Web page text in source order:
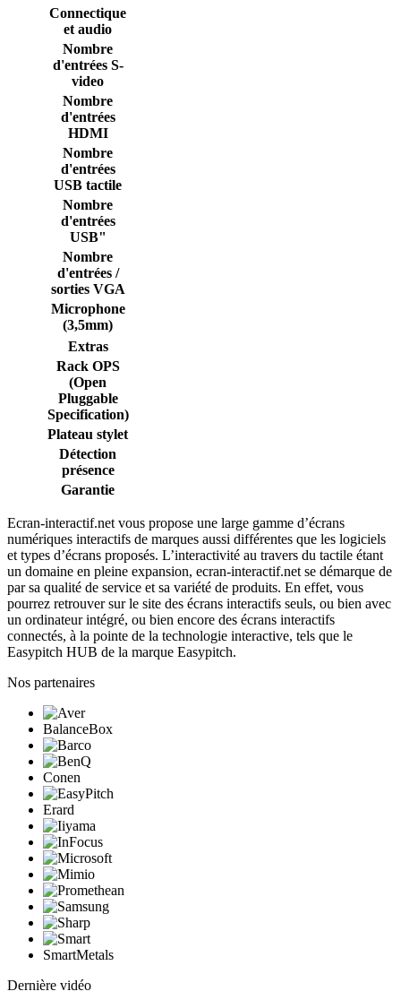
Connectique
et audio
Nombre
d'entrées S-
video
Nombre
d'entrées
HDMI
Nombre
d'entrées
USB tactile
Nombre
d'entrées
USB"
Nombre
d'entrées /
sorties VGA
Microphone
(3,5mm)
Extras
Rack OPS
(Open
Pluggable
Specification)
Plateau stylet
Détection
présence
Garantie
Ecran-interactif.net vous propose une large gamme d’écrans
numériques interactifs de marques aussi différentes que les logiciels
et types d’écrans proposés. L’interactivité au travers du tactile étant
un domaine en pleine expansion, ecran-interactif.net se démarque de
par sa qualité de service et sa variété de produits. En effet, vous
pourrez retrouver sur le site des écrans interactifs seuls, ou bien avec
un ordinateur intégré, ou bien encore des écrans interactifs
connectés, à la pointe de la technologie interactive, tels que le
Easypitch HUB de la marque Easypitch.
Nos partenaires
BalanceBox
Conen
Erard
SmartMetals
Dernière vidéo